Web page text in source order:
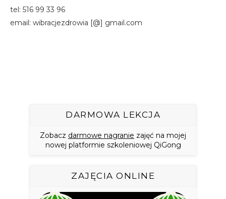
tel: 516 99 33 96
email: wibracjezdrowia [@] gmail.com
DARMOWA LEKCJA
Zobacz darmowe nagranie zajęć na mojej
nowej platformie szkoleniowej QiGong
ZAJĘCIA ONLINE